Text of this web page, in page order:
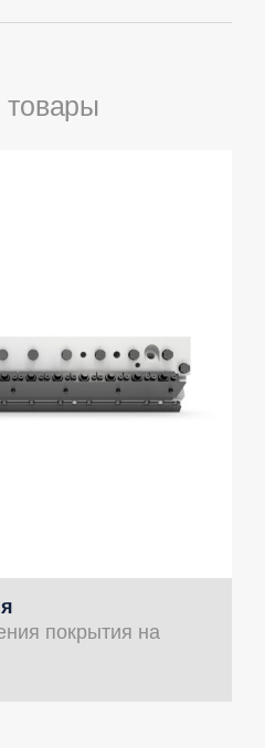
товары
покрытия на